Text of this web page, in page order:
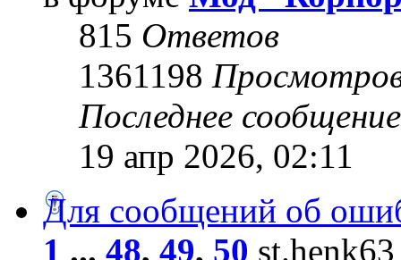
815 Ответов
1361198
Последнее
19 апр 2026, 02:11
Для сообщений об
1 ... 48, 49, 50 st.henk63